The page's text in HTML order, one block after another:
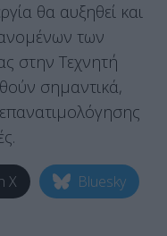
θα αυξηθεί και
των
στην Τεχνητή
σημαντικά,
X Bluesky